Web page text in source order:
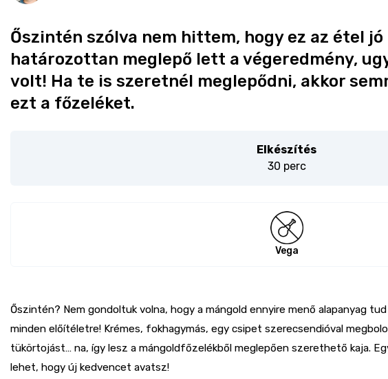
Őszintén szólva nem hittem, hogy ez az étel jó
határozottan meglepő lett a végeredmény,
volt! Ha te is szeretnél meglepődni, akkor
ezt a főzeléket.
Elkészítés
30 perc
Vega
Őszintén? Nem gondoltuk volna, hogy a mángold ennyire menő alapanyag
minden előítéletre! Krémes, fokhagymás, egy csipet szerecsendióval
tükörtojást… na, így lesz a mángoldfőzelékből meglepően szerethető kaja.
lehet, hogy új kedvencet avatsz!